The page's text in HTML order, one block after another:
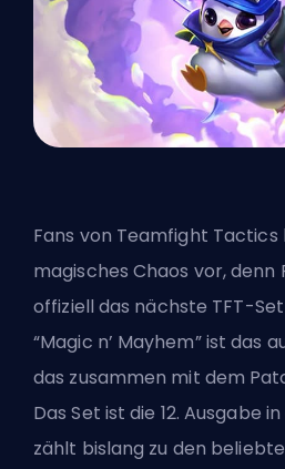
Fans von Teamfight
magisches Chaos vor, denn
offiziell das nächste TFT-
“Magic n’ Mayhem” ist das
das zusammen mit dem
Das Set ist die 12. Ausgabe
zählt bislang zu den